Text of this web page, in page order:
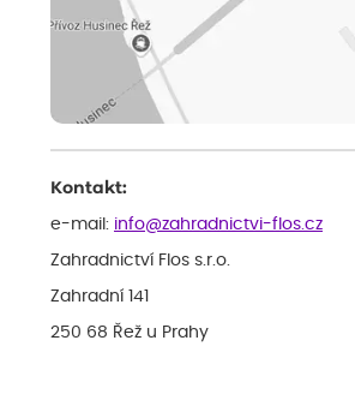
Kontakt:
e-mail: info@zahradnictvi-flos.cz
Zahradnictví Flos s.r.o.
Zahradní 141
250 68 Řež u Prahy